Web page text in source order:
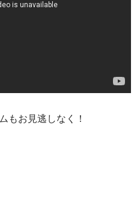
もお見逃しなく！